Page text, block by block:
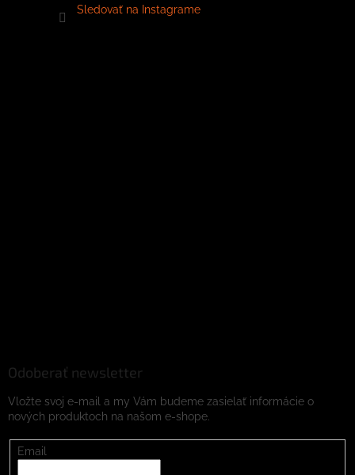
Sledovať na Instagrame
Odoberať newsletter
Vložte svoj e-mail a my Vám budeme zasielať informácie o
nových produktoch na našom e-shope.
Email